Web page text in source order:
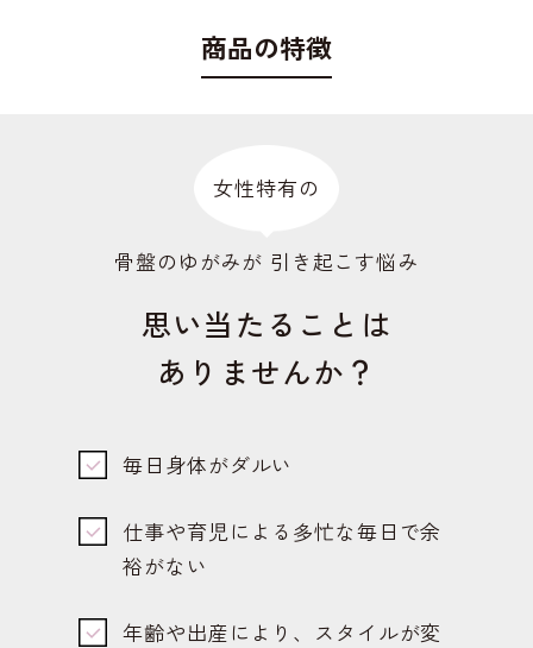
商品の特徴
女性特有の
骨盤のゆがみが 引き起こす悩み
思い当たることは
ありませんか？
毎日身体がダルい
仕事や育児による多忙な毎日で余
裕がない
年齢や出産により、スタイルが変